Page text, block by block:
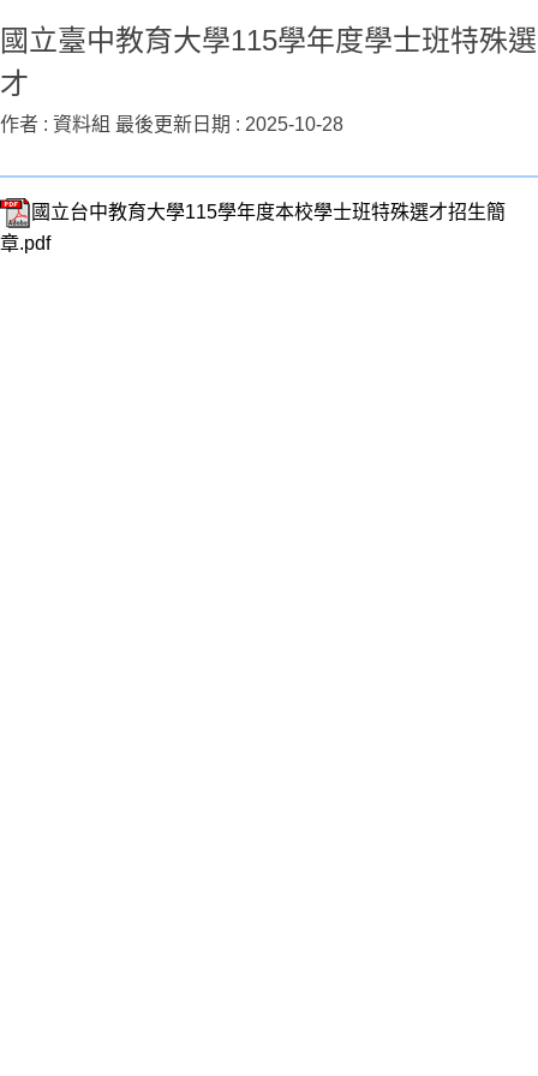
國立臺中教育大學115學年度學士班特殊選
才
作者 : 資料組 最後更新日期 : 2025-10-28
國立台中教育大學115學年度本校學士班特殊選才招生簡
章.pdf